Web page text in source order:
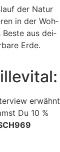
der Natur
in der Woh­
Bes­te aus dei­
Erde.
erwähnt
Du 10 %